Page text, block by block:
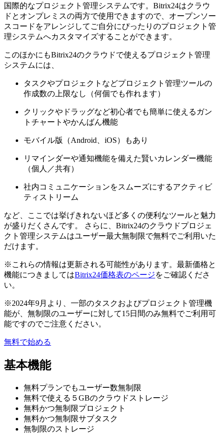
国際的なプロジェクト管理システムです。Bitrix24はクラウ
ドとオンプレミスの両方で使用できますので、オープンソー
スコードをアレンジしてご自分にぴったりのプロジェクト管
理システムへカスタマイズすることができます。
このほかにもBitrix24のクラウドで使えるプロジェクト管理
システムには、
タスクやプロジェクトなどプロジェクト管理ツールの
作成数の上限なし（何個でも作れます）
クリックやドラッグなど初心者でも簡単に使えるガン
トチャートやかんばん機能
モバイル版（Android、iOS）もあり
リマインダーや通知機能を備えた賢いカレンダー機能
（個人／共有）
社内コミュニケーションをスムーズにするアクティビ
ティストリーム
など、ここでは挙げきれないほど多くの便利なツールと魅力
が盛りだくさんです。 さらに、Bitrix24のクラウドプロジェ
クト管理システムはユーザー最大無制限で無料でご利用いた
だけます。
※これらの情報は更新される可能性があります。最新価格と
機能につきましてはBitrix24価格表のページをご確認くださ
い。
※2024年9月より、一部のタスクおよびプロジェクト管理機
能が、無制限のユーザーに対して15日間のみ無料でご利用可
能ですのでご注意ください。
無料で始める
基本機能
無料プランでもユーザー数無制限
無料で使える５GBのクラウドストレージ
無料かつ無制限プロジェクト
無料かつ無制限サブタスク
無制限のストレージ